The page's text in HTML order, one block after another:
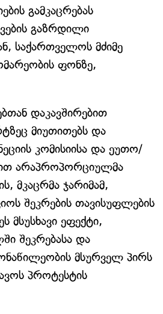
გამკაცრებას
გაზრდილი
საქართველოს მძიმე
ფონზე,
დაკავშირებით
მიუთითებს და
კომისიისა და ეუთო/
არაპროპორციულმა
მკაცრმა ჯარიმამ,
შეკრების თავისუფლების
მსუსხავი ეფექტი,
შეკრებასა და
მსურველ პირს
პროტესტის